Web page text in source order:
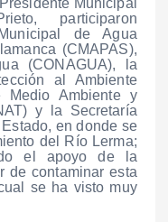
Municipal
participaron
de Agua
(CMAPAS),
(CONAGUA), la
al Ambiente
Medio Ambiente y
y la Secretaría
en donde se
del Río Lerma;
el apoyo de la
de contaminar esta
se ha visto muy